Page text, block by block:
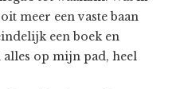
meer een vaste baan
een boek en
op mijn pad, heel